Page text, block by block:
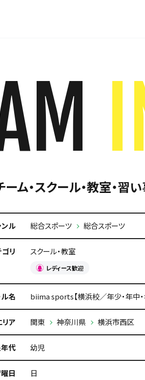
ーム・スクール・教室・習
ル 総合スポーツ 総合スポーツ
リ スクール・教室
レディース歓迎
ル名 biima sports【横浜校／年少・年中・
ア 関東 神奈川県 横浜市西区
代 幼児
日 日